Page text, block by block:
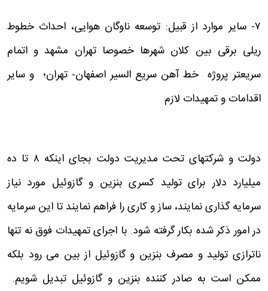
۷- سایر موارد از قبیل: توسعه ناوگان هوایی، احداث خطوط
ریلی برقی بین کلان شهرها خصوصا تهران مشهد و اتمام
سریعتر پروژه خط آهن سریع السیر اصفهان- تهران؛ و سایر
اقدامات و تمهیدات لازم
دولت و شرکتهای تحت مدیریت دولت بجای اینکه ۸ تا ده
میلیارد دلار برای تولید کسری بنزین و گازوئیل مورد نیاز
سرمایه گذاری نمایند، ساز و کاری را فراهم نمایند تا این سرمایه
در امور ذکر شده بکار گرفته شود. با اجرای تمهیدات فوق نه تنها
ناترازی تولید و مصرف بنزین و گازوئیل از بین می رود بلکه
ممکن است به صادر کننده بنزین و گازوئیل تبدیل شویم.